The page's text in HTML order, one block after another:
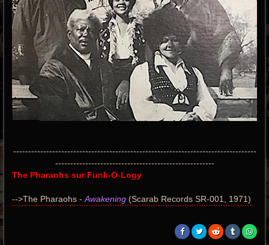
---------------------------------------------------------------------------------
-----------------------------------------------------
The Pharaohs sur Funk-O-Logy
-->The Pharaohs - Awakening (Scarab Records SR-001, 1971)